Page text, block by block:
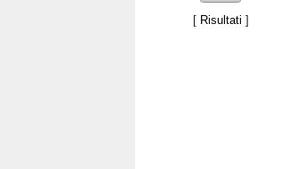
[ Risultati ]